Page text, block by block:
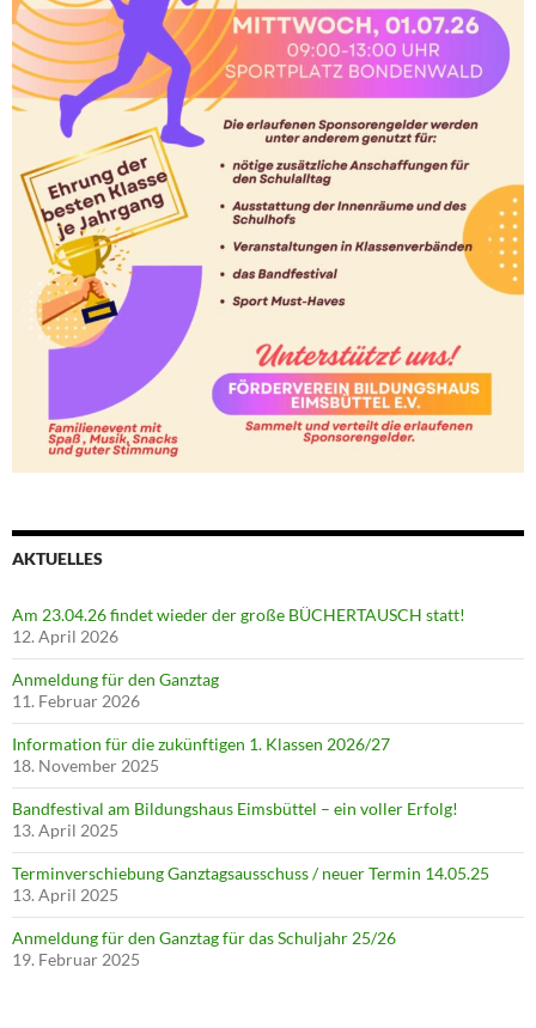
AKTUELLES
Am 23.04.26 findet wieder der große BÜCHERTAUSCH statt!
12. April 2026
Anmeldung für den Ganztag
11. Februar 2026
Information für die zukünftigen 1. Klassen 2026/27
18. November 2025
Bandfestival am Bildungshaus Eimsbüttel – ein voller Erfolg!
13. April 2025
Terminverschiebung Ganztagsausschuss / neuer Termin 14.05.25
13. April 2025
Anmeldung für den Ganztag für das Schuljahr 25/26
19. Februar 2025